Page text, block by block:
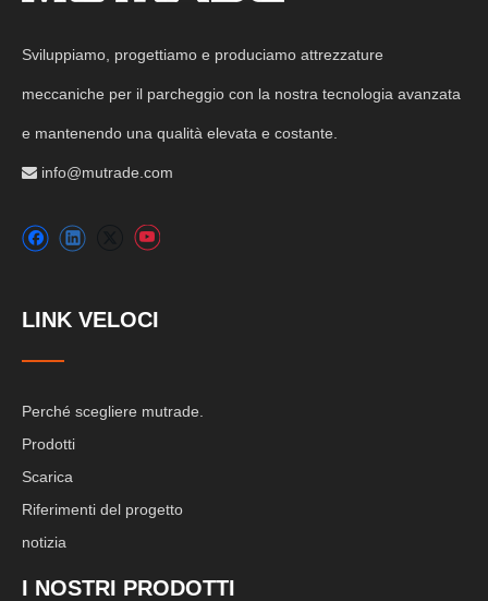
Sviluppiamo, progettiamo e produciamo attrezzature
meccaniche per il parcheggio con la nostra tecnologia avanzata
e mantenendo una qualità elevata e costante.
 info@mutrade.com
LINK VELOCI
Perché scegliere mutrade.
Prodotti
Scarica
Riferimenti del progetto
notizia
I NOSTRI PRODOTTI